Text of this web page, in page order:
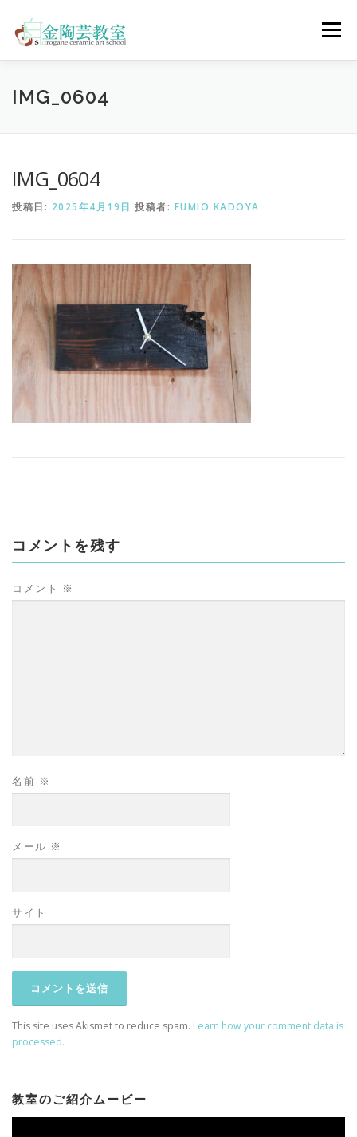
メニュー
陶芸体験コース
ENGLISH
IMG_0604
IMG_0604
投稿日: 2025年4月19日 投稿者: FUMIO KADOYA
コメントを残す
コメント ※
名前 ※
メール ※
サイト
This site uses Akismet to reduce spam. Learn how your comment data is
processed.
教室のご紹介ムービー